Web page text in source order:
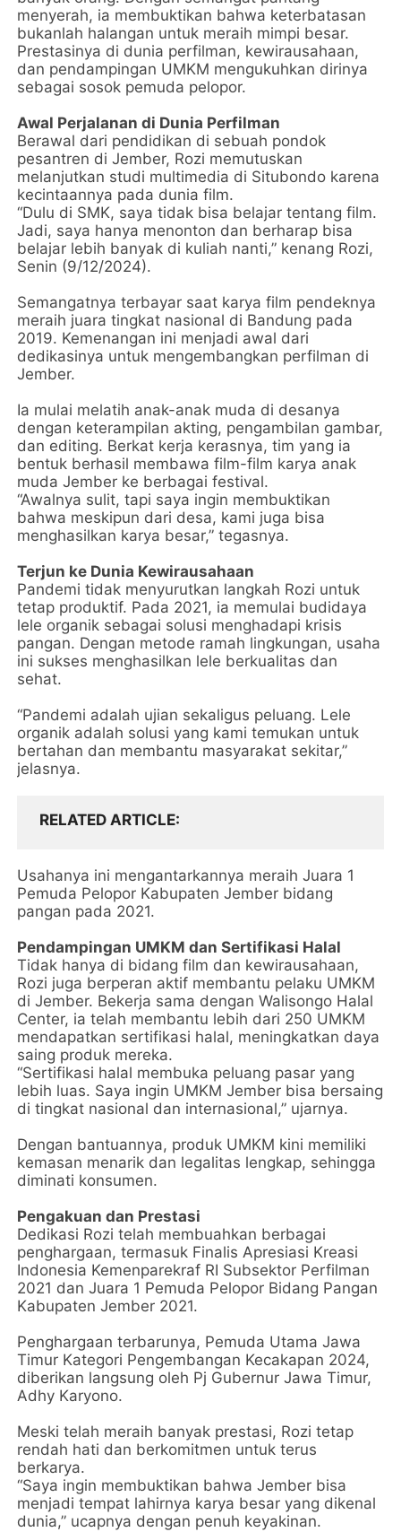
menyerah, ia membuktikan bahwa keterbatasan
bukanlah halangan untuk meraih mimpi besar.
Prestasinya di dunia perfilman, kewirausahaan,
dan pendampingan UMKM mengukuhkan dirinya
sebagai sosok pemuda pelopor.
Awal Perjalanan di Dunia Perfilman
Berawal dari pendidikan di sebuah pondok
pesantren di Jember, Rozi memutuskan
melanjutkan studi multimedia di Situbondo karena
kecintaannya pada dunia film.
“Dulu di SMK, saya tidak bisa belajar tentang film.
Jadi, saya hanya menonton dan berharap bisa
belajar lebih banyak di kuliah nanti,” kenang Rozi,
Senin (9/12/2024).
Semangatnya terbayar saat karya film pendeknya
meraih juara tingkat nasional di Bandung pada
2019. Kemenangan ini menjadi awal dari
dedikasinya untuk mengembangkan perfilman di
Jember.
Ia mulai melatih anak-anak muda di desanya
dengan keterampilan akting, pengambilan gambar,
dan editing. Berkat kerja kerasnya, tim yang ia
bentuk berhasil membawa film-film karya anak
muda Jember ke berbagai festival.
“Awalnya sulit, tapi saya ingin membuktikan
bahwa meskipun dari desa, kami juga bisa
menghasilkan karya besar,” tegasnya.
Terjun ke Dunia Kewirausahaan
Pandemi tidak menyurutkan langkah Rozi untuk
tetap produktif. Pada 2021, ia memulai budidaya
lele organik sebagai solusi menghadapi krisis
pangan. Dengan metode ramah lingkungan, usaha
ini sukses menghasilkan lele berkualitas dan
sehat.
“Pandemi adalah ujian sekaligus peluang. Lele
organik adalah solusi yang kami temukan untuk
bertahan dan membantu masyarakat sekitar,”
jelasnya.
RELATED ARTICLE
Usahanya ini mengantarkannya meraih Juara 1
Pemuda Pelopor Kabupaten Jember bidang
pangan pada 2021.
Pendampingan UMKM dan Sertifikasi Halal
Tidak hanya di bidang film dan kewirausahaan,
Rozi juga berperan aktif membantu pelaku UMKM
di Jember. Bekerja sama dengan Walisongo Halal
Center, ia telah membantu lebih dari 250 UMKM
mendapatkan sertifikasi halal, meningkatkan daya
saing produk mereka.
“Sertifikasi halal membuka peluang pasar yang
lebih luas. Saya ingin UMKM Jember bisa bersaing
di tingkat nasional dan internasional,” ujarnya.
Dengan bantuannya, produk UMKM kini memiliki
kemasan menarik dan legalitas lengkap, sehingga
diminati konsumen.
Pengakuan dan Prestasi
Dedikasi Rozi telah membuahkan berbagai
penghargaan, termasuk Finalis Apresiasi Kreasi
Indonesia Kemenparekraf RI Subsektor Perfilman
2021 dan Juara 1 Pemuda Pelopor Bidang Pangan
Kabupaten Jember 2021.
Penghargaan terbarunya, Pemuda Utama Jawa
Timur Kategori Pengembangan Kecakapan 2024,
diberikan langsung oleh Pj Gubernur Jawa Timur,
Adhy Karyono.
Meski telah meraih banyak prestasi, Rozi tetap
rendah hati dan berkomitmen untuk terus
berkarya.
“Saya ingin membuktikan bahwa Jember bisa
menjadi tempat lahirnya karya besar yang dikenal
dunia,” ucapnya dengan penuh keyakinan.